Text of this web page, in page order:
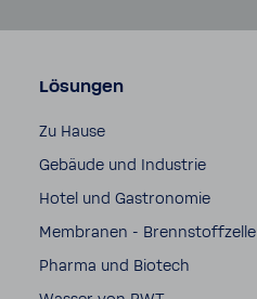
Lösungen
Zu Hause
Gebäude und Indus­trie
Hotel und Gastro­nomie
Membranen - Brenn­stoff­zelle
Pharma und Biotech